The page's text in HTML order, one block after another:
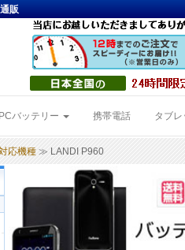
販
PCバッテリー 携帯電話 タブレ
応機種 ≫ LANDI P960